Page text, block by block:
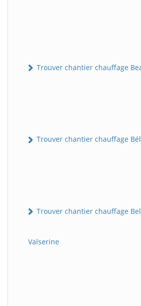
Trouver chantier chauffage
Trouver chantier chauffage
Trouver chantier chauffage
Valserine